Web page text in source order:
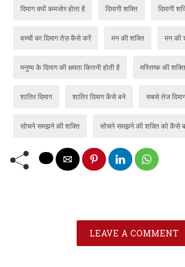
दिमाग क्यों कमजोर होता है दिमागी शक्ति दिमागी
बच्चों का दिमाग तेज़ कैसे करें मन की शक्ति मन की
मनुष्य के दिमाग की क्षमता कितनी होती है मस्तिष्क की शक्ति
शातिर दिमाग शातिर दिमाग कैसे बने सबसे तेज
सोचने समझने की शक्ति सोचने समझने की शक्ति को कैसे
LEAVE A COMMENT